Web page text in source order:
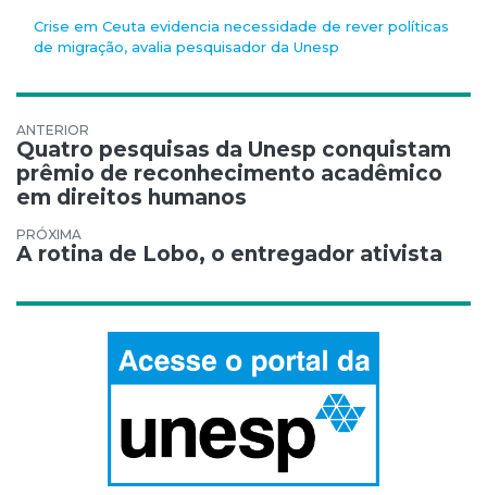
Crise em Ceuta evidencia necessidade de rever políticas
de migração, avalia pesquisador da Unesp
Navegação de Post
Quatro pesquisas da Unesp conquistam
prêmio de reconhecimento acadêmico
em direitos humanos
A rotina de Lobo, o entregador ativista